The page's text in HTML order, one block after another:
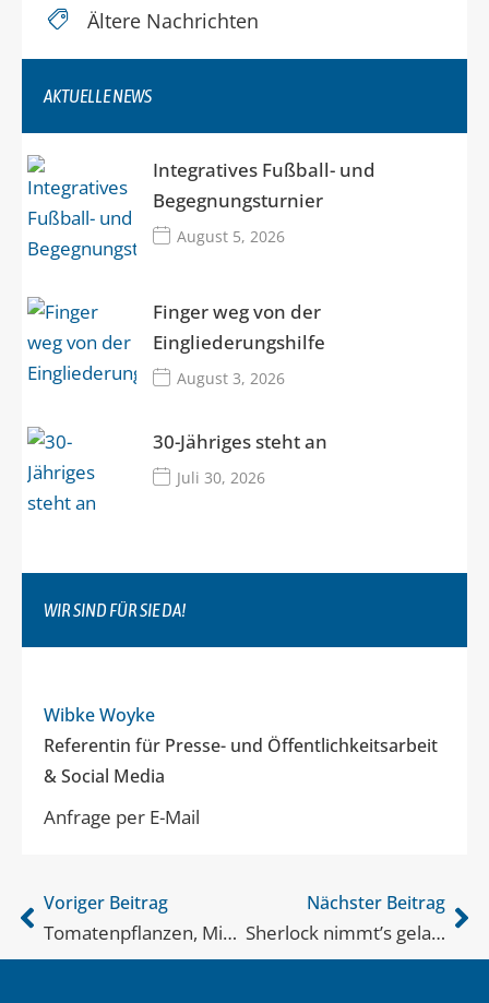
Ältere Nachrichten
AKTUELLE NEWS
Integratives Fußball- und
Begegnungsturnier
August 5, 2026
Finger weg von der
Eingliederungshilfe
August 3, 2026
30-Jähriges steht an
Juli 30, 2026
WIR SIND FÜR SIE DA!
Wibke Woyke
Referentin für Presse- und Öffentlichkeitsarbeit
& Social Media
Anfrage per E-Mail
Voriger Beitrag
Tomatenpflanzen, Minze, Paprika, Salbei…
Nächster Beitrag
Sherlock nimmt’s gelassen